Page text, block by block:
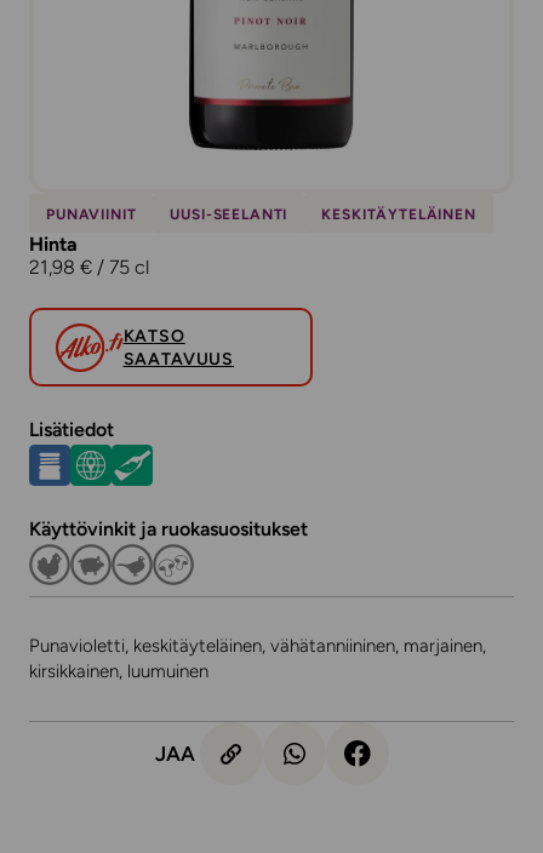
PUNAVIINIT UUSI-SEELANTI KESKITÄYTELÄINEN
Hinta
21,98 € / 75 cl
KATSO
SAATAVUUS
Lisätiedot
Käyttövinkit ja ruokasuositukset
Punavioletti, keskitäyteläinen, vähätanniininen, marjainen,
kirsikkainen, luumuinen
JAA